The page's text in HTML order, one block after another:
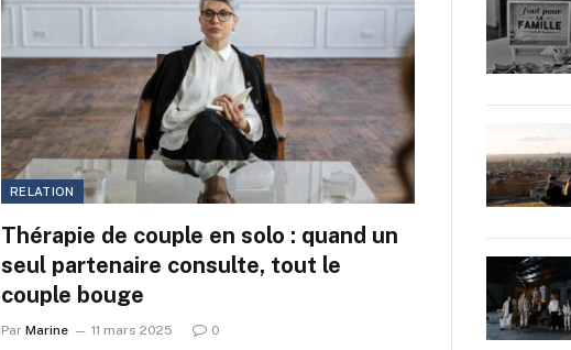
RELATION
Thérapie de couple en solo : quand un
seul partenaire consulte, tout le
couple bouge
Par Marine 11 mars 2025 0